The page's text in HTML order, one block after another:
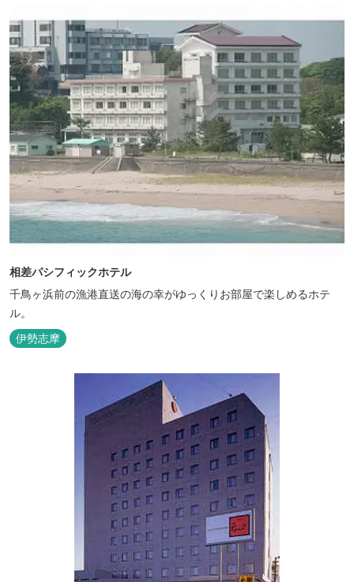
相差パシフィックホテル
千鳥ヶ浜前の漁港直送の海の幸がゆっくりお部屋で楽しめるホテ
ル。
伊勢志摩